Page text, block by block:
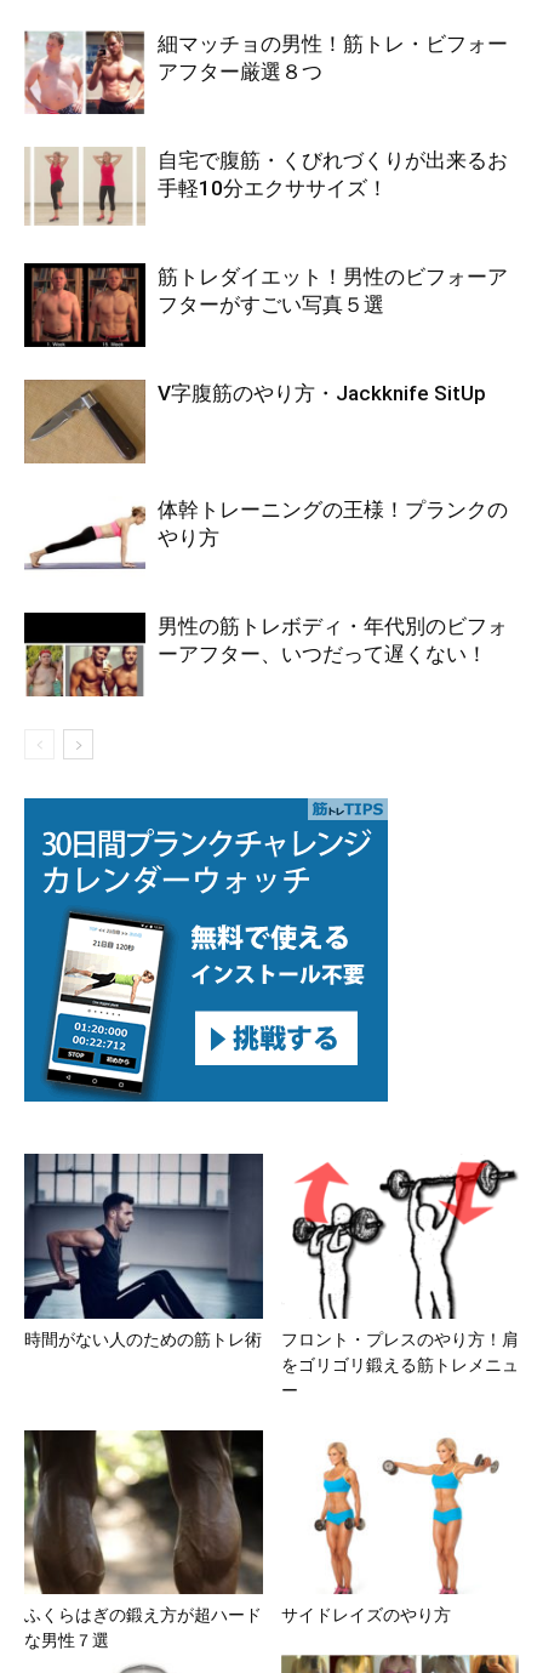
細マッチョの男性！筋トレ・ビフォー
アフター厳選８つ
自宅で腹筋・くびれづくりが出来るお
手軽10分エクササイズ！
筋トレダイエット！男性のビフォーア
フターがすごい写真５選
V字腹筋のやり方・Jackknife SitUp
体幹トレーニングの王様！プランクの
やり方
男性の筋トレボディ・年代別のビフォ
ーアフター、いつだって遅くない！
時間がない人のための筋トレ術
フロント・プレスのやり方！肩
をゴリゴリ鍛える筋トレメニュ
ー
ふくらはぎの鍛え方が超ハード
な男性７選
サイドレイズのやり方